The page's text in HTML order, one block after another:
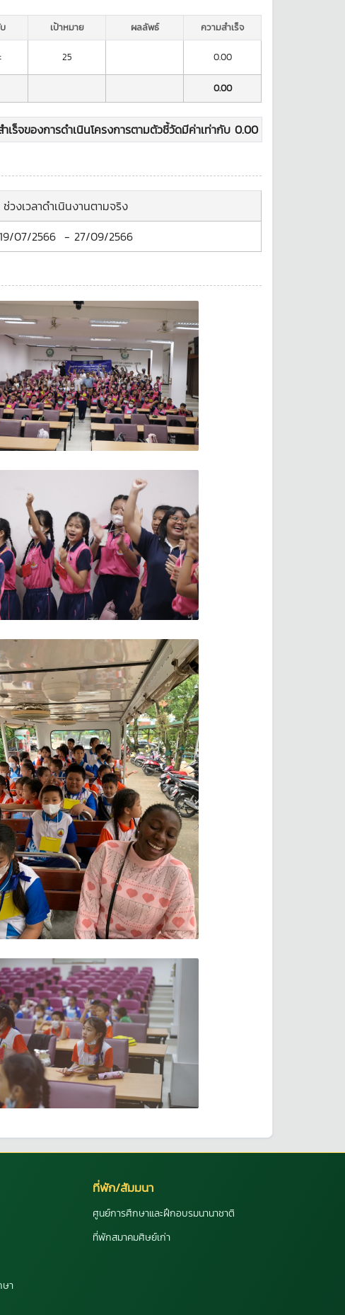
เป้าหมาย ผลลัพธ์
ความสำเร็จ
25 0.00
0.00
เร็จของการดำเนินโครงการตามตัวชี้วัดมีค่าเท่ากับ 0.00
ช่วงเวลาดำเนินงานตามจริง
19/07/2566- 27/09/2566
ษา
ที่พัก/สัมมนา
ศูนย์การศึกษาและฝึกอบรมนานาชาติ
ที่พักสมาคมศิษย์เก่า